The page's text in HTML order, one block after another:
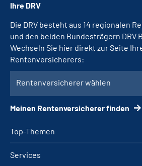
Top-Themen
Services
Ihre DRV
Die DRV besteht aus 14 regionalen
und den beiden Bundesträgern DRV
Wechseln Sie hier direkt zur Seite
Rentenversicherers:
Rentenversicherer wählen
Meinen Rentenversicherer finden